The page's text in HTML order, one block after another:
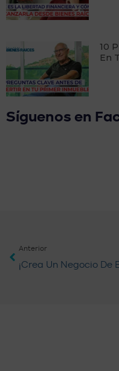
10
En
Síguenos en
Anterior